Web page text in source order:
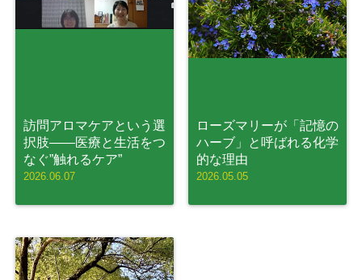
訪問アロマケアという選
択肢——医療と生活をつ
なぐ”触れるケア”
2026.06.07
ローズマリーが「記憶の
ハーブ」と呼ばれる化学
的な理由
2026.05.05